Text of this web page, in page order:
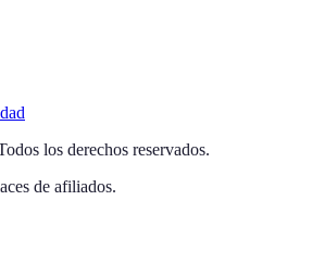
los derechos reservados.
de afiliados.